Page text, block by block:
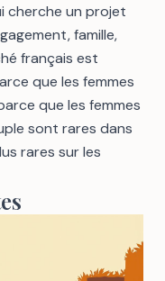
cherche un projet
famille,
français est
que les femmes
que les femmes
sont rares dans
rares sur les